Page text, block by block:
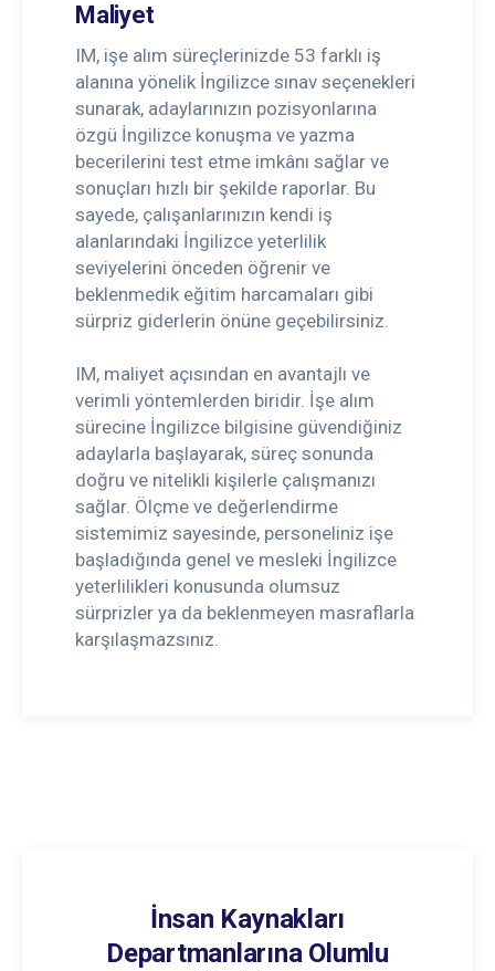
Maliyet
IM, işe alım süreçlerinizde 53 farklı iş
alanına yönelik İngilizce sınav seçenekleri
sunarak, adaylarınızın pozisyonlarına
özgü İngilizce konuşma ve yazma
becerilerini test etme imkânı sağlar ve
sonuçları hızlı bir şekilde raporlar. Bu
sayede, çalışanlarınızın kendi iş
alanlarındaki İngilizce yeterlilik
seviyelerini önceden öğrenir ve
beklenmedik eğitim harcamaları gibi
sürpriz giderlerin önüne geçebilirsiniz.
IM, maliyet açısından en avantajlı ve
verimli yöntemlerden biridir. İşe alım
sürecine İngilizce bilgisine güvendiğiniz
adaylarla başlayarak, süreç sonunda
doğru ve nitelikli kişilerle çalışmanızı
sağlar. Ölçme ve değerlendirme
sistemimiz sayesinde, personeliniz işe
başladığında genel ve mesleki İngilizce
yeterlilikleri konusunda olumsuz
sürprizler ya da beklenmeyen masraflarla
karşılaşmazsınız.
İnsan Kaynakları
Departmanlarına Olumlu